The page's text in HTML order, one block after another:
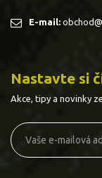
E-mail:
Nastavte si
Akce, tipy a novinky